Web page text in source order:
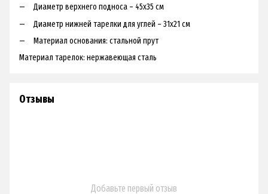
Диаметр верхнего подноса – 45x35 см
Диаметр нижней тарелки для углей – 31x21 см
Материал основания: стальной прут
Материал тарелок: нержавеющая сталь
Отзывы
Добавьте первый отзыв